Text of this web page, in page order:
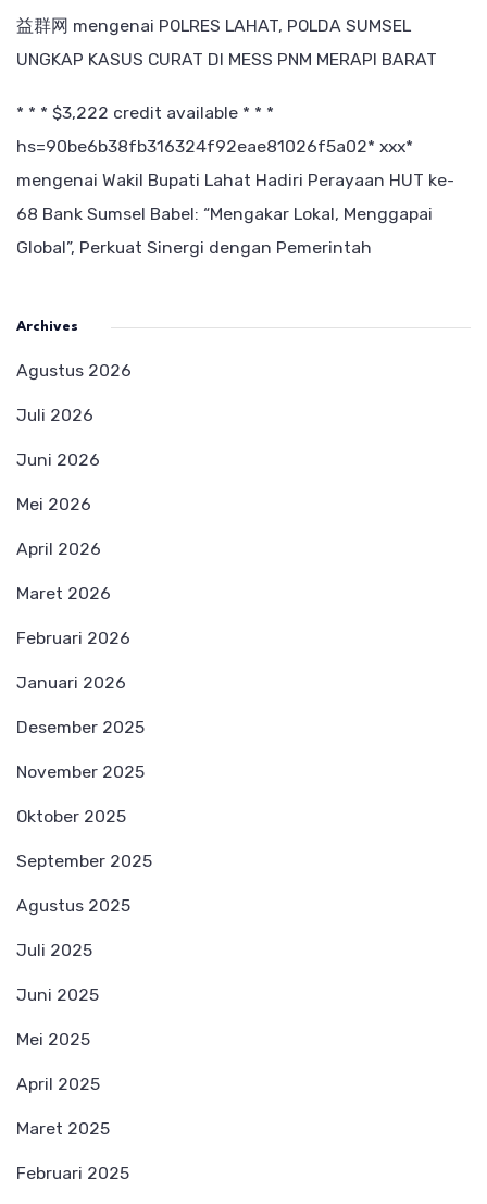
益群网 mengenai POLRES LAHAT, POLDA SUMSEL
UNGKAP KASUS CURAT DI MESS PNM MERAPI BARAT
* * * $3,222 credit available * * *
hs=90be6b38fb316324f92eae81026f5a02* ххх*
mengenai Wakil Bupati Lahat Hadiri Perayaan HUT ke-
68 Bank Sumsel Babel: “Mengakar Lokal, Menggapai
Global”, Perkuat Sinergi dengan Pemerintah
Archives
Agustus 2026
Juli 2026
Juni 2026
Mei 2026
April 2026
Maret 2026
Februari 2026
Januari 2026
Desember 2025
November 2025
Oktober 2025
September 2025
Agustus 2025
Juli 2025
Juni 2025
Mei 2025
April 2025
Maret 2025
Februari 2025